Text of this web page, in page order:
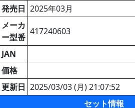
発売日 2025年03月
メーカ
ー型番
417240603
JAN
価格
更新日 2025/03/03 (月) 21:07:52
セット情報